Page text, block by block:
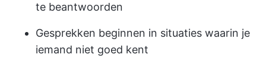
te beantwoorden
Gesprekken beginnen in situaties waarin je
iemand niet goed kent